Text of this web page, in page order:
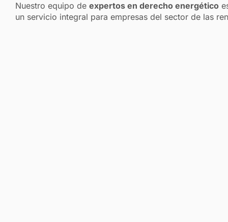
Nuestro equipo de expertos en derecho energético
un servicio integral para empresas del sector de las